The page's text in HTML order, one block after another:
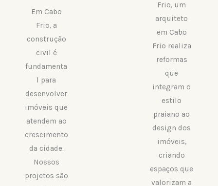
Em Cabo
Frio, a
construção
civil é
fundamenta
l para
desenvolver
imóveis que
atendem ao
crescimento
da cidade.
Nossos
projetos são
Frio, um
arquiteto
em Cabo
Frio realiza
reformas
que
integram o
estilo
praiano ao
design dos
imóveis,
criando
espaços que
valorizam a